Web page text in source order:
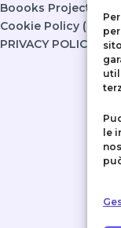
le
Boooks Project
Cookie Policy (UE)
PRIVACY POLICY